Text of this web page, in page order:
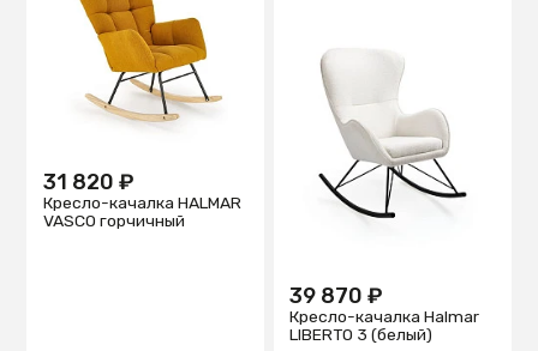
31 820 ₽
Кресло-качалка HALMAR
VASCO горчичный
39 870 ₽
Кресло-качалка Halmar
LIBERTO 3 (белый)